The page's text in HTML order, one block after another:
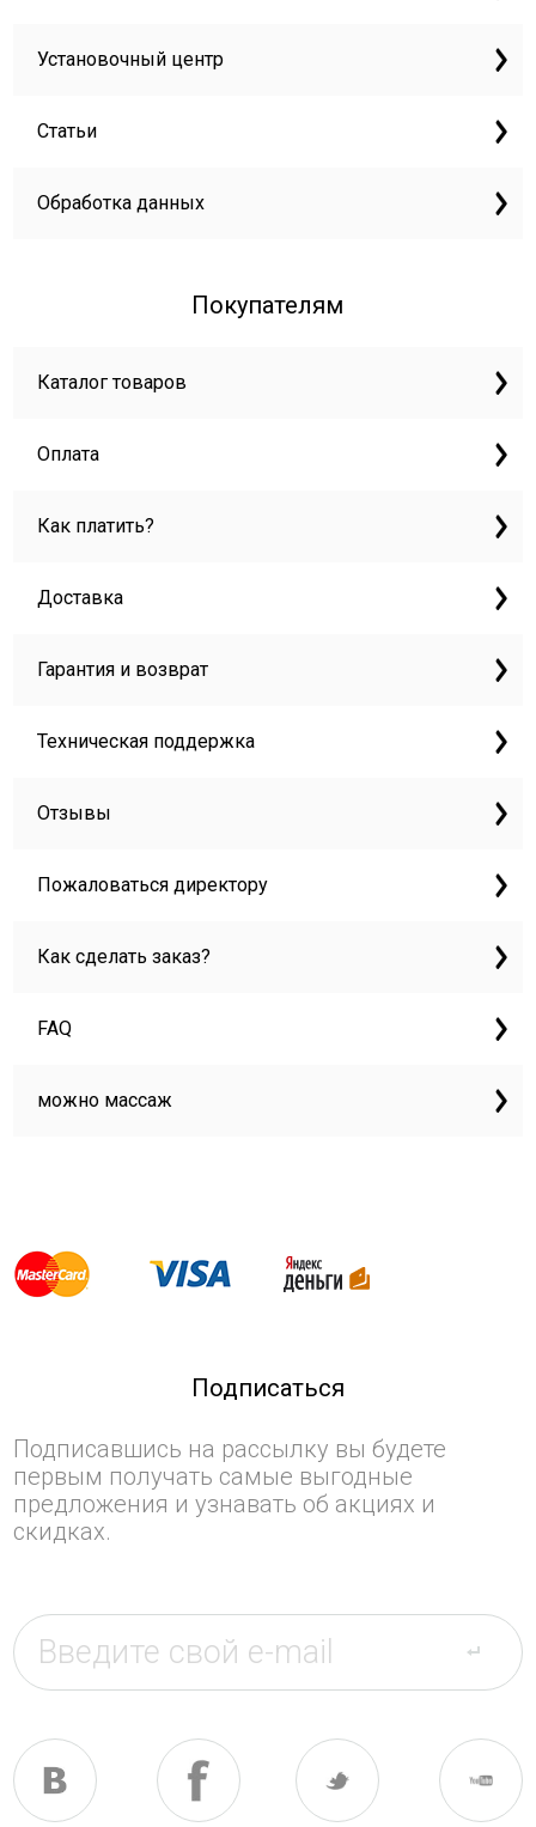
Установочный центр
Статьи
Обработка данных
Покупателям
Каталог товаров
Оплата
Как платить?
Доставка
Гарантия и возврат
Техническая поддержка
Отзывы
Пожаловаться директору
Как сделать заказ?
FAQ
можно массаж
Подписаться
Подписавшись на рассылку вы будете
первым получать самые выгодные
предложения и узнавать об акциях и
скидках.